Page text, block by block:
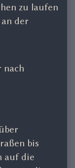
zu laufen
der
nach
bis
auf die